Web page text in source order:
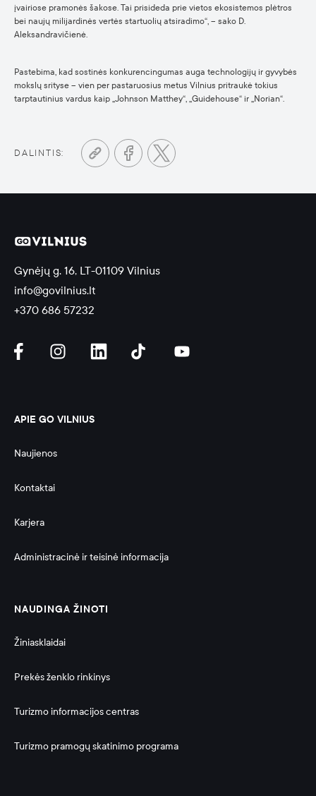
įvairiose pramonės šakose. Tai prisideda prie vietos ekosistemos plėtros
bei naujų milijardinės vertės startuolių atsiradimo“, – sako D.
Aleksandravičienė.
Pastebima, kad sostinės konkurencingumas auga technologijų ir gyvybės
mokslų srityse – vien per pastaruosius metus Vilnius pritraukė tokius
tarptautinius vardus kaip „Johnson Matthey“, „Guidehouse“ ir „Norian“.
DALINTIS:
Gynėjų g. 16, LT-01109 Vilnius
info@govilnius.lt
+370 686 57232
APIE GO VILNIUS
Naujienos
Kontaktai
Karjera
Administracinė ir teisinė informacija
NAUDINGA ŽINOTI
Žiniasklaidai
Prekės ženklo rinkinys
Turizmo informacijos centras
Turizmo pramogų skatinimo programa